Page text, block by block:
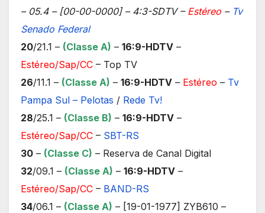
– 05.4 – [00-00-0000] – 4:3-SDTV – Estéreo – Tv
Senado Federal
20/21.1 – (Classe A) – 16:9-HDTV –
Estéreo/Sap/CC – Top TV
26/11.1 – (Classe A) – 16:9-HDTV – Estéreo – Tv
Pampa Sul – Pelotas / Rede Tv!
28/25.1 – (Classe B) – 16:9-HDTV –
Estéreo/Sap/CC – SBT-RS
30 – (Classe C) – Reserva de Canal Digital
32/09.1 – (Classe A) – 16:9-HDTV –
Estéreo/Sap/CC – BAND-RS
34/06.1 – (Classe A) – [19-01-1977] ZYB610 –